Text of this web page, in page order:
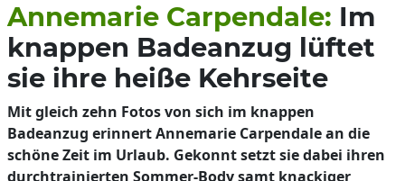
Annemarie Carpendale: Im
knappen Badeanzug lüftet
sie ihre heiße Kehrseite
Mit gleich zehn Fotos von sich im knappen
Badeanzug erinnert Annemarie Carpendale an die
schöne Zeit im Urlaub. Gekonnt setzt sie dabei ihren
durchtrainierten Sommer-Body samt knackiger